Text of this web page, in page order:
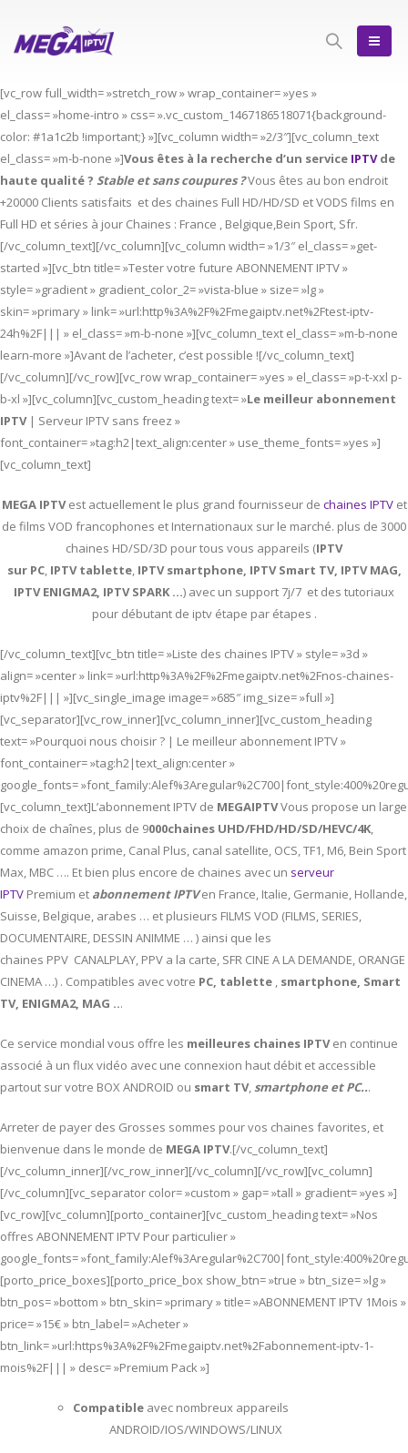
[vc_row full_width= »stretch_row » wrap_container= »yes »
el_class= »home-intro » css= ».vc_custom_1467186518071{background-
color: #1a1c2b !important;} »][vc_column width= »2/3″][vc_column_text
el_class= »m-b-none »]Vous êtes à la recherche d’un service IPTVde
haute qualité ? Stable et sans coupures ?Vous êtes au bon endroit
+20000 Clients satisfaits et des chaines Full HD/HD/SD et VODS films en
Full HD et séries à jour Chaines : France , Belgique,Bein Sport, Sfr.
[/vc_column_text][/vc_column][vc_column width= »1/3″ el_class= »get-
started »][vc_btn title= »Tester votre future ABONNEMENT IPTV »
style= »gradient » gradient_color_2= »vista-blue » size= »lg »
skin= »primary » link= »url:http%3A%2F%2Fmegaiptv.net%2Ftest-iptv-
24h%2F||| » el_class= »m-b-none »][vc_column_text el_class= »m-b-none
learn-more »]Avant de l’acheter, c’est possible ![/vc_column_text]
[/vc_column][/vc_row][vc_row wrap_container= »yes » el_class= »p-t-xxl p-
b-xl »][vc_column][vc_custom_heading text= »Le meilleur abonnement
IPTV | Serveur IPTV sans freez »
font_container= »tag:h2|text_align:center » use_theme_fonts= »yes »]
[vc_column_text]
MEGA IPTVest actuellement le plus grand fournisseur de chaines IPTVet
de films VOD francophones et Internationaux sur le marché. plus de 3000
chaines HD/SD/3D pour tous vous appareils (IPTV
sur PC, IPTVtablette, IPTVsmartphone, IPTV Smart TV, IPTV MAG,
IPTV ENIGMA2, IPTV SPARK …) avec un support 7j/7 et des tutoriaux
pour débutant de iptv étape par étapes .
[/vc_column_text][vc_btn title= »Liste des chaines IPTV » style= »3d »
align= »center » link= »url:http%3A%2F%2Fmegaiptv.net%2Fnos-chaines-
iptv%2F||| »][vc_single_image image= »685″ img_size= »full »]
[vc_separator][vc_row_inner][vc_column_inner][vc_custom_heading
text= »Pourquoi nous choisir ? | Le meilleur abonnement IPTV »
font_container= »tag:h2|text_align:center »
google_fonts=
[vc_column_text]L’abonnement IPTV de MEGAIPTVVous propose un large
choix de chaînes, plus de 9000chaines UHD/FHD/HD/SD/HEVC/4K,
comme amazon prime, Canal Plus, canal satellite, OCS, TF1, M6, Bein Sport
Max, MBC …. Et bien plus encore de chaines avec un serveur
IPTV Premium et abonnement IPTVen France, Italie, Germanie, Hollande,
Suisse, Belgique, arabes … et plusieurs FILMS VOD (FILMS, SERIES,
DOCUMENTAIRE, DESSIN ANIMME … ) ainsi que les
chaines PPV CANALPLAY, PPV a la carte, SFR CINE A LA DEMANDE, ORANGE
CINEMA …) . Compatibles avec votre PC, tablette , smartphone, Smart
TV, ENIGMA2, MAG ...
Ce service mondial vous offre les meilleures chaines IPTVen continue
associé à un flux vidéo avec une connexion haut débit et accessible
partout sur votre BOX ANDROID ou smart TV,smartphone et PC...
Arreter de payer des Grosses sommes pour vos chaines favorites, et
bienvenue dans le monde de MEGA IPTV.[/vc_column_text]
[/vc_column_inner][/vc_row_inner][/vc_column][/vc_row][vc_column]
[/vc_column][vc_separator color= »custom » gap= »tall » gradient= »yes »]
[vc_row][vc_column][porto_container][vc_custom_heading text= »Nos
offres ABONNEMENT IPTV Pour particulier »
google_fonts=
[porto_price_boxes][porto_price_box show_btn= »true » btn_size= »lg »
btn_pos= »bottom » btn_skin= »primary » title= »ABONNEMENT IPTV 1Mois »
price= »15€ » btn_label= »Acheter »
btn_link= »url:https%3A%2F%2Fmegaiptv.net%2Fabonnement-iptv-1-
mois%2F||| » desc= »Premium Pack »]
Compatible avec nombreux appareils
ANDROID/IOS/WINDOWS/LINUX